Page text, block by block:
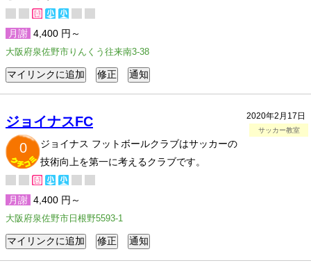
月謝 4,400 円～
大阪府泉佐野市りんくう往来南3-38
2020年2月17日
サッカー教室
ジョイナスFC
0
ジョイナス フットボールクラブはサッカーの
技術向上を第一に考えるクラブです。
月謝 4,400 円～
大阪府泉佐野市日根野5593-1